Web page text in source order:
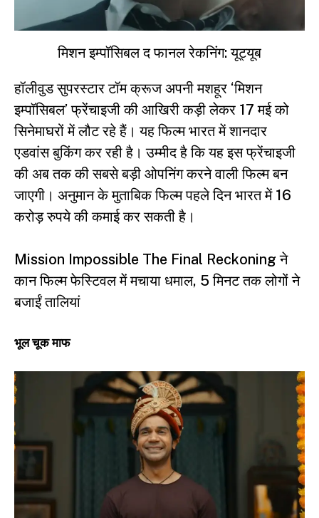
मिशन इम्पॉसिबल द फानल रेकनिंग: यूट्यूब
हॉलीवुड सुपरस्टार टॉम क्रूज अपनी मशहूर ‘मिशन
इम्पॉसिबल’फ्रेंचाइजी की आखिरी कड़ी लेकर 17 मई को
सिनेमाघरों में लौट रहे हैं। यह फिल्म भारत में शानदार
एडवांस बुकिंग कर रही है। उम्मीद है कि यह इस फ्रेंचाइजी
की अब तक की सबसे बड़ी ओपनिंग करने वाली फिल्म बन
जाएगी। अनुमान के मुताबिक फिल्म पहले दिन भारत में 16
करोड़ रुपये की कमाई कर सकती है।
Mission Impossible The Final Reckoning ने
कान फिल्म फेस्टिवल में मचाया धमाल, 5 मिनट तक लोगों ने
बजाईं तालियां
भूल चूक माफ